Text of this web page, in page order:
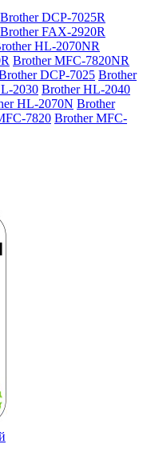
Brother DCP-7025R
Brother FAX-2920R
HL-2070NR
Brother MFC-7820NR
DCP-7025 Brother
2030 Brother HL-2040
HL-2070N Brother
7820 Brother MFC-